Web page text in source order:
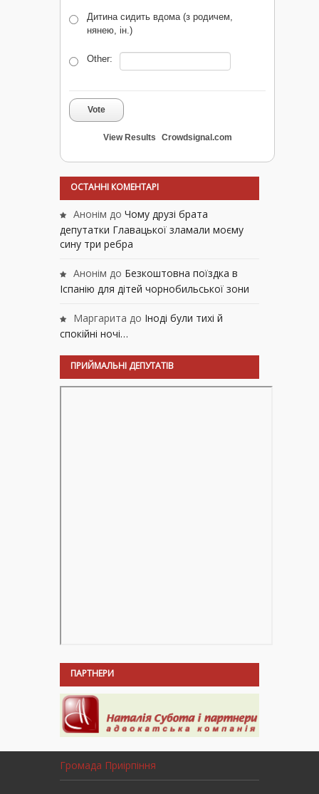
Дитина сидить вдома (з родичем,
нянею, ін.)
Other:
Vote
View Results Crowdsignal.com
ОСТАННІ КОМЕНТАРІ
Анонім до Чому друзі брата
депутатки Главацької зламали моєму
сину три ребра
Анонім до Безкоштовна поїздка в
Іспанію для дітей чорнобильської зони
Маргарита до Іноді були тихі й
спокійні ночі…
ПРИЙМАЛЬНІ ДЕПУТАТІВ
ПАРТНЕРИ
Громада Приірпіння